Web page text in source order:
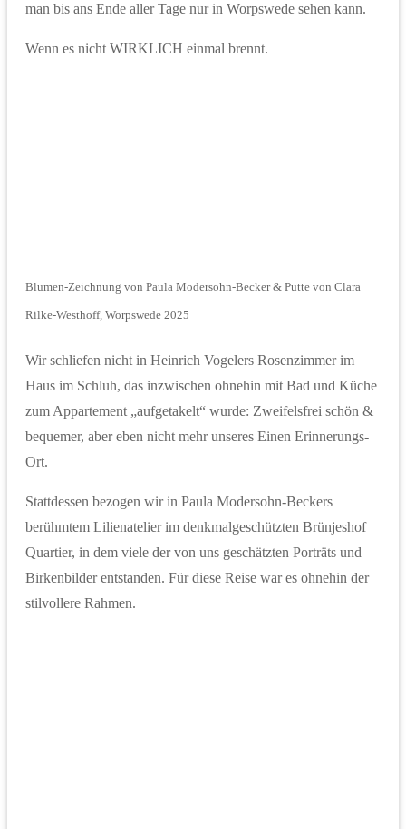
man bis ans Ende aller Tage nur in Worpswede sehen kann.
Wenn es nicht WIRKLICH einmal brennt.
Blumen-Zeichnung von Paula Modersohn-Becker & Putte von Clara
Rilke-Westhoff, Worpswede 2025
Wir schliefen nicht in Heinrich Vogelers Rosenzimmer im
Haus im Schluh, das inzwischen ohnehin mit Bad und Küche
zum Appartement „aufgetakelt“ wurde: Zweifelsfrei schön &
bequemer, aber eben nicht mehr unseres Einen Erinnerungs-
Ort.
Stattdessen bezogen wir in Paula Modersohn-Beckers
berühmtem Lilienatelier im denkmalgeschützten Brünjeshof
Quartier, in dem viele der von uns geschätzten Porträts und
Birkenbilder entstanden. Für diese Reise war es ohnehin der
stilvollere Rahmen.